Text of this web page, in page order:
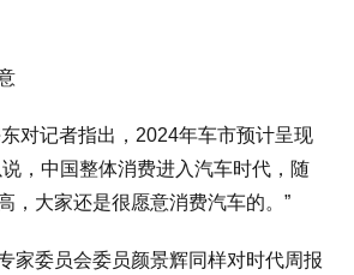
对记者指出，2024年车市预计呈现
，中国整体消费进入汽车时代，随
，大家还是很愿意消费汽车的。”
家委员会委员颜景辉同样对时代周报